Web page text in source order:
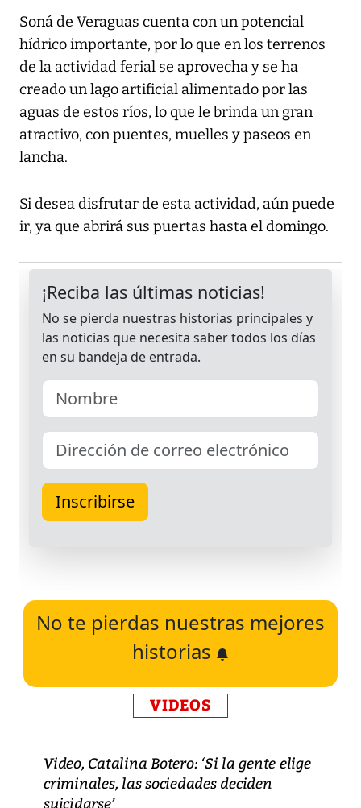
Soná de Veraguas cuenta con un potencial
hídrico importante, por lo que en los terrenos
de la actividad ferial se aprovecha y se ha
creado un lago artificial alimentado por las
aguas de estos ríos, lo que le brinda un gran
atractivo, con puentes, muelles y paseos en
lancha.
Si desea disfrutar de esta actividad, aún puede
ir, ya que abrirá sus puertas hasta el domingo.
No te pierdas nuestras mejores
historias
VIDEOS
Video, Catalina Botero: ‘Si la gente elige
criminales, las sociedades deciden
suicidarse’